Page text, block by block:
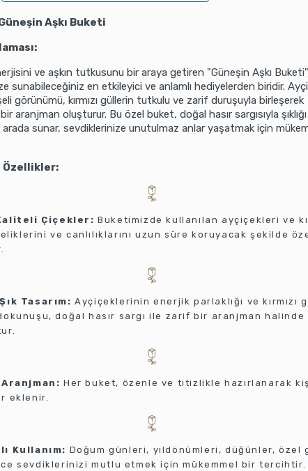
Aşkı Buketi
ve aşkın tutkusunu bir araya getiren "Güneşin Aşkı
sunabileceğiniz en etkileyici ve anlamlı hediyelerden biridir.
görünümü, kırmızı güllerin tutkulu ve zarif duruşuyla birleşerek
aranjman oluşturur. Bu özel buket, doğal hasır sargısıyla
arada sunar, sevdiklerinize unutulmaz anlar yaşatmak için
Özellikler:
Çiçekler: Buketimizde kullanılan ayçiçekleri ve
ve canlılıklarını uzun süre koruyacak şekilde
Tasarım: Ayçiçeklerinin enerjik parlaklığı ve kırmızı
doğal hasır sargı ile zarif bir aranjman halinde
Aranjman: Her buket, özenle ve titizlikle hazırlanarak
eklenir.
Kullanım: Doğum günleri, yıldönümleri, düğünler, özel
sevdiklerinizi mutlu etmek için mükemmel bir tercihtir.